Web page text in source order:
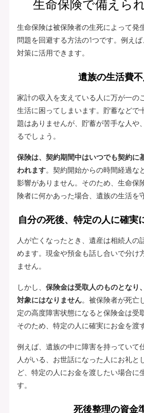
生命保険で備えら
生命保険は被保険者の生死によって発
問題を回避する方法の1つです。例え
対策に活用できます。
遺族の生活費不
家計の収入を支えている人に万が一の
生活に困ってしまいます。貯蓄などで
題はありませんが、貯蓄が苦手な人や
るでしょう。
保険は、契約期間中はいつでも契約に
われます。契約開始からの時間経過な
影響がありません。そのため、生命保
険者に何かあった場合、遺族の生活を
自分の死後、特定の人に確実
人が亡くなったとき、遺産は相続人の
めます。現金や預金も話し合いで分け
ません。
しかし、 保険金は受取人のものとなり
対象にはなりません。被保険者が死亡
定の高度障害状態になると保険金は受
そのため、特定の人に確実にお金を渡
例えば、遺族の中に障害を持っていて
人がいる、お世話になった人にお礼と
ど、特定の人にお金を渡したい場合に
す。
死後整理の資金